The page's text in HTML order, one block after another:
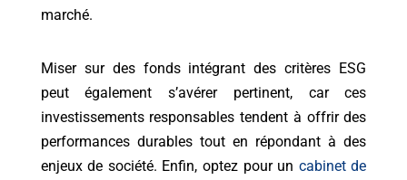
marché.
Miser sur des fonds intégrant des critères ESG
peut également s’avérer pertinent, car ces
investissements responsables tendent à offrir des
performances durables tout en répondant à des
enjeux de société. Enfin, optez pour un cabinet de